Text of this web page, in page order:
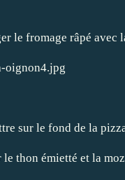
le fromage râpé avec
sur le fond de la
thon émietté et la